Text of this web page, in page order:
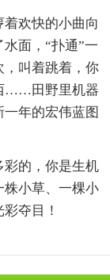
欢快的小曲向
面，“扑通”一
，叫着跳着，你
……田野里机器
年的宏伟蓝图
彩的，你是生机
小草、一棵小
夺目！